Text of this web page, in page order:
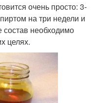
очень просто: 3-
на три недели и
состав необходимо
целях.